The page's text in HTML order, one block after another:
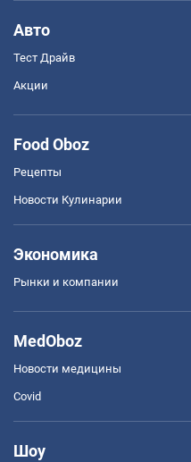
Авто
Тест Драйв
Акции
Food Oboz
Рецепты
Новости Кулинарии
Экономика
Рынки и компании
MedOboz
Новости медицины
Covid
Шоу